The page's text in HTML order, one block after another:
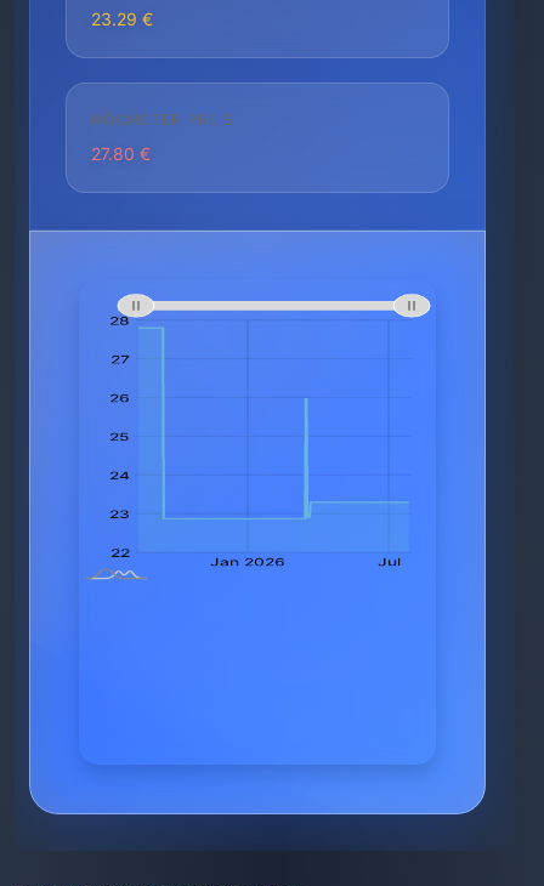
23.29 €
HÖCHSTER PREIS
27.80 €